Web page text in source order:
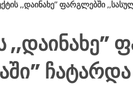
,,დაინახე” ფარგლებში
,,დაინახე”